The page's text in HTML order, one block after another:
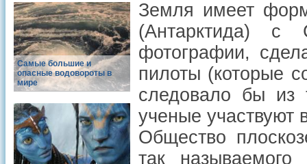
Самые большие и
опасные водовороты в
мире
Земля имеет
(Антарктида)
фотографии,
пилоты (которые
следовало бы из
ученые участвуют
Общество
так